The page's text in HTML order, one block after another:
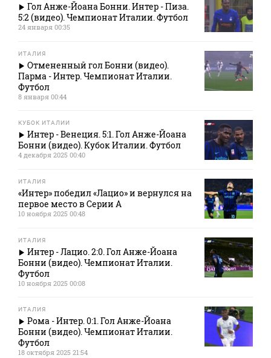
Гол Анже-Йоана Бонни. Интер - Пиза.
5:2 (видео). Чемпионат Италии. Футбол
24 января 00:35
ИТАЛИЯ
Отмененный гол Бонни (видео).
Парма - Интер. Чемпионат Италии.
Футбол
8 января 00:44
КУБОК ИТАЛИИ
Интер - Венеция. 5:1. Гол Анже-Йоана
Бонни (видео). Кубок Италии. Футбол
4 декабря 2025 00:40
ИТАЛИЯ
«Интер» победил «Лацио» и вернулся на
первое место в Серии А
10 ноября 2025 00:48
ИТАЛИЯ
Интер - Лацио. 2:0. Гол Анже-Йоана
Бонни (видео). Чемпионат Италии.
Футбол
10 ноября 2025 00:08
ИТАЛИЯ
Рома - Интер. 0:1. Гол Анже-Йоана
Бонни (видео). Чемпионат Италии.
Футбол
18 октября 2025 21:54